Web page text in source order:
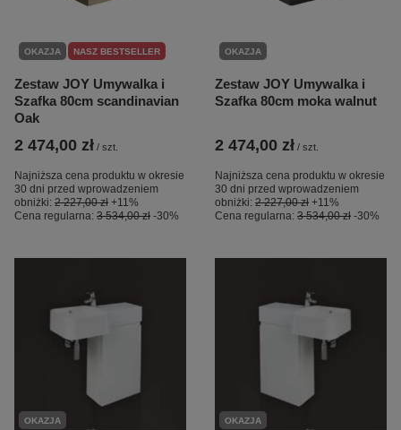
OKAZJA NASZ BESTSELLER
Zestaw JOY Umywalka i
Szafka 80cm scandinavian
Oak
2 474,00 zł / szt.
Najniższa cena produktu w okresie
30 dni przed wprowadzeniem
obniżki: 2 227,00 zł +11%
Cena regularna: 3 534,00 zł -30%
OKAZJA
Zestaw JOY Umywalka i
Szafka 80cm moka walnut
2 474,00 zł / szt.
Najniższa cena produktu w okresie
30 dni przed wprowadzeniem
obniżki: 2 227,00 zł +11%
Cena regularna: 3 534,00 zł -30%
OKAZJA OKAZJA